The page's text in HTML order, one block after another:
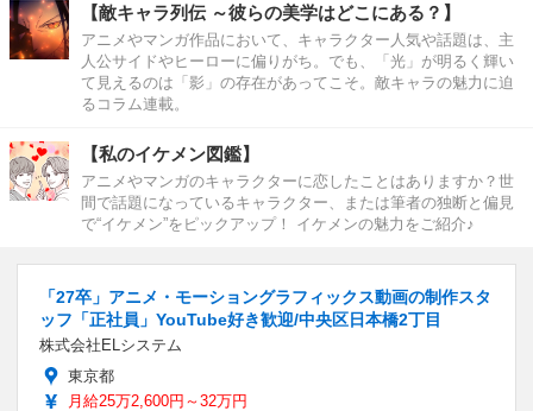
【敵キャラ列伝 ～彼らの美学はどこにある？】
アニメやマンガ作品において、キャラクター人気や話題は、主
人公サイドやヒーローに偏りがち。でも、「光」が明るく輝い
て見えるのは「影」の存在があってこそ。敵キャラの魅力に迫
るコラム連載。
【私のイケメン図鑑】
アニメやマンガのキャラクターに恋したことはありますか？世
間で話題になっているキャラクター、または筆者の独断と偏見
で“イケメン”をピックアップ！ イケメンの魅力をご紹介♪
「27卒」アニメ・モーショングラフィックス動画の制作スタ
ッフ「正社員」YouTube好き歓迎/中央区日本橋2丁目
株式会社ELシステム
東京都
月給25万2,600円～32万円